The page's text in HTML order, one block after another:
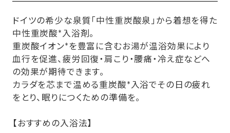
ドイツの希少な泉質「中性重炭酸泉」から着想を得た
中性重炭酸*入浴剤。
重炭酸イオン*を豊富に含むお湯が温浴効果により
血行を促進、疲労回復・肩こり・腰痛・冷え症などへ
の効果が期待できます。
カラダを芯まで温める重炭酸*入浴でその日の疲れ
をとり、眠りにつくための準備を。
【おすすめの入浴法】